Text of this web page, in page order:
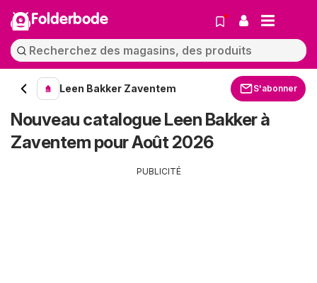
Folderbode
Leen Bakker Zaventem S'abonner
Nouveau catalogue Leen Bakker à
Zaventem pour Août 2026
PUBLICITÉ